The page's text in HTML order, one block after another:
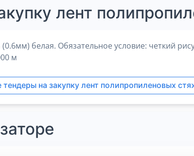
лент
белая. Обязательное условие: четкий
м
тендеры на закупку лент полипропиленовых